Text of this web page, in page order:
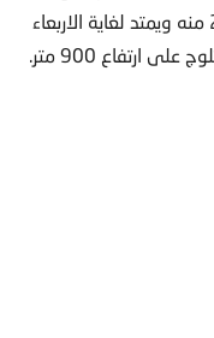
أكثر برودة، يبدأ تأثيره نهار السبت في 29 منه ويمتد لغاية الاربعاء
ارتفاع 900 متر.